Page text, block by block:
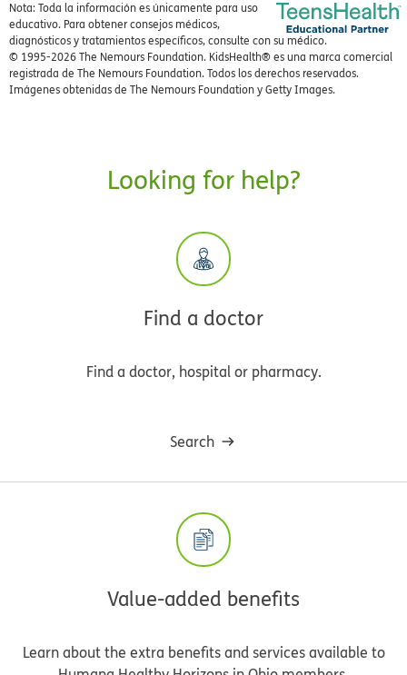
Nota: Toda la información es únicamente para uso
educativo. Para obtener consejos médicos,
diagnósticos y tratamientos específicos, consulte con su médico.
© 1995-2026 The Nemours Foundation. KidsHealth® es una marca comercial
registrada de The Nemours Foundation. Todos los derechos reservados.
Imágenes obtenidas de The Nemours Foundation y Getty Images.
Looking for help?
Find a doctor
Find a doctor, hospital or pharmacy.
Search
Value-added benefits
Learn about the extra benefits and services available to